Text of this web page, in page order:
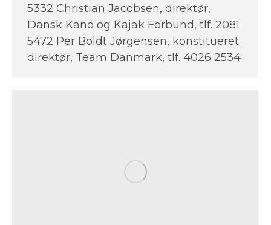
5332 Christian Jacobsen, direktør,
Dansk Kano og Kajak Forbund, tlf. 2081
5472 Per Boldt Jørgensen, konstitueret
direktør, Team Danmark, tlf. 4026 2534